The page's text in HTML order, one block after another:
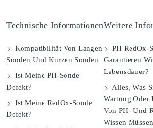
Technische Informationen
Kompatibilität Von Langen
Sonden Und Kurzen Sonden
Ist Meine PH-Sonde
Defekt?
Ist Meine RedOx-Sonde
Defekt?
Weitere
PH RedOx-
Garantieren
Lebensdauer?
Alles, Was
Wartung Oder
Von PH- Und
Wissen Müssen